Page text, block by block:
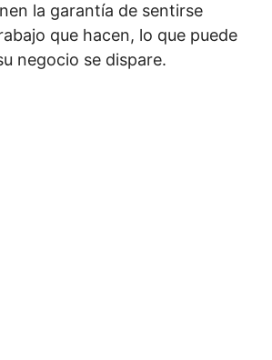
la garantía de sentirse
que hacen, lo que puede
negocio se dispare.